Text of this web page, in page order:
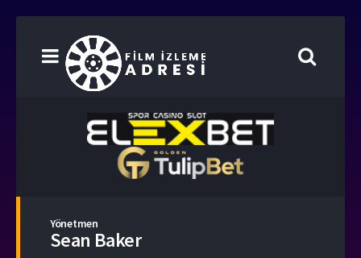
Yönetmen
Sean Baker